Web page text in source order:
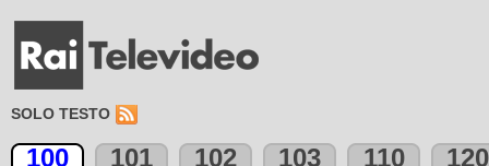
SOLO TESTO
100 101 102 103 110 120